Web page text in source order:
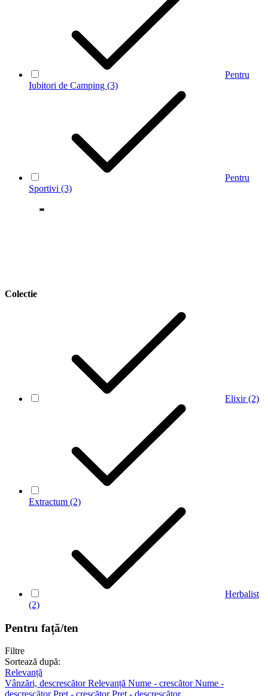
Pentru
Iubitori de Camping (3)
Pentru
Sportivi (3)
Colectie
Elixir(2)
Extractum (2)
Herbalist
(2)
Pentru față/ten
Filtre
Sortează după:
Relevanță
Vânzări, descrescătorRelevanță Nume - crescătorNume -